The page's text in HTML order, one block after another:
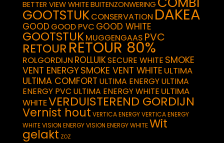
BETTER VIEW WHITEBUITENZONWERING
GOOTSTUKCONSERVATION DAKEA
GOOD GOOD PVC GOOD WHITE
GOOTSTUKMUGGENGAAS PVC
RETOUR RETOUR 80%
ROLGORDIJN ROLLUIKSECURE WHITE SMOKE
VENT ENERGYSMOKE VENT WHITE ULTIMA
ULTIMA COMFORT ULTIMA ENERGYULTIMA
ENERGY PVC ULTIMA ENERGY WHITE ULTIMA
WHITEVERDUISTEREND GORDIJN
Vernist hout VERTICA ENERGYVERTICA ENERGY
WHITEVISION ENERGYVISION ENERGY WHITEWit
gelakt ZOZ